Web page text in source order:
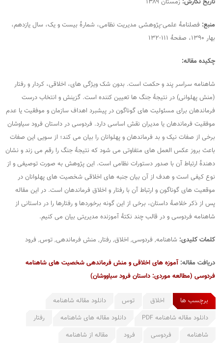
تاریخ نگارش: زمستان ۱۳۸۹
منبع: فصلنامۀ علمی-پژوهشی مدیریت نظامی، شمارۀ بیست و یک، سال یازدهم،
بهار ۱۳۹۰، صفحۀ ۱۱۱-۱۳۲
چکیده مقاله:
شاهنامه سراسر پند و حکمت است. بدون شک ویژگی های، اخلاقی، کردار و رفتار
(منش پهلوانی) در نتیجۀ جنگ ها تعیین کننده است. گزینش و انتخاب درست
فرماندهان برای مسئولیت های گوناگون در پیشبرد اهداف سازمان و موفقیت یا عدم
موفقیت فرماندهان یا مدیران نقش اساسی دارد. فردوسی در داستان فرود سیاوشان
برخی از صفات نیک و بد فرماندهان و پهلوانان را بیان می کند؛ از سویی این صفات
باعث بروز عکس العمل های متفاوتی می شود که نتیجۀ جنگ را رقم می زند و نشان
دهندۀ ارتباط آن با صدور دستورات نظامی است. این پژوهش به صورت توصیفی و از
نوع کیفی است و هدف از آن بیان جنبه های اخلاقی شخصیت های پهلوانان در
موقعیت های گوناگون و ارتباط آن با رفتار و اخلاق فرماندهان است. در این مقاله
پس از ذکر خلاصۀ داستان، برخی از این گونه برخوردها و رفتارها را در داستانی از
شاهنامه فردوسی و در قالب چند نکتۀ آموزنده مدیریتی بیان می کنیم.
کلمات کلیدی: شاهنامه, فردوسی, اخلاق, رفتار, منش فرماندهی, توس, فرود
دریافت مقاله:آموزه های اخلاقی و منش فرماندهی شخصیت های شاهنامه
فردوسی (مطالعه موردی: داستان فرود سیاووشان)
برچسب ها اخلاق توس
دانلود مقاله شاهنامه
دانلود مقاله شاهنامه PDF
دانلود مقاله های شاهنامه
رفتار
شاهنامه
فردوسی فرود مقاله از شاهنامه